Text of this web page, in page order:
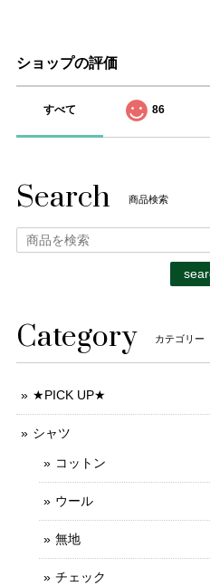
ショップの評価
すべて 86
Search 商品検索
Category カテゴリー
★PICK UP★
シャツ
コットン
ウール
無地
チェック